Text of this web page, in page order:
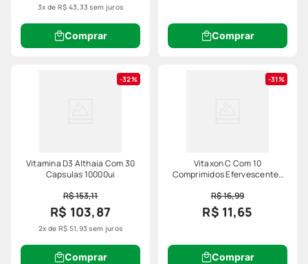
3x de R$ 43,33 sem juros
Comprar Comprar
32%
Vitamina D3 Althaia Com 30
Capsulas 10000ui
R$ 153,11
R$ 103,87
2x de R$ 51,93 sem juros
Comprar
31%
Vitaxon C Com 10
Comprimidos Efervescentes
R$ 16,99
R$ 11,65
Comprar